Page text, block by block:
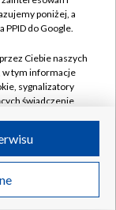
poniżej, a
PPID do Google.
Ciebie naszych
w tym informacje
sygnalizatory
świadczenie
Ciebie
identyfikatory